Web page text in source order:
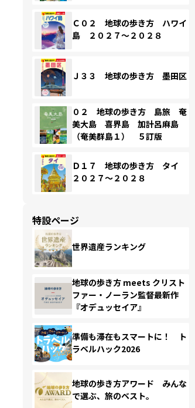
Ｃ０２ 地球の歩き方 ハワイ
島 ２０２７～２０２８
Ｊ３３ 地球の歩き方 墨田区
０２ 地球の歩き方 島旅 奄
美大島 喜界島 加計呂麻島
（奄美群島１） ５訂版
Ｄ１７ 地球の歩き方 タイ
２０２７～２０２８
特設ページ
世界遺産ランキング
地球の歩き方 meets クリスト
ファー・ノーラン監督最新作
『オデュッセイア』
準備も滞在もスマートに！ ト
ラベルハック2026
地球の歩き方アワード みんな
で選ぶ、旅のベスト。